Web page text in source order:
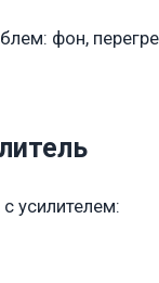
фон,
усилителем: